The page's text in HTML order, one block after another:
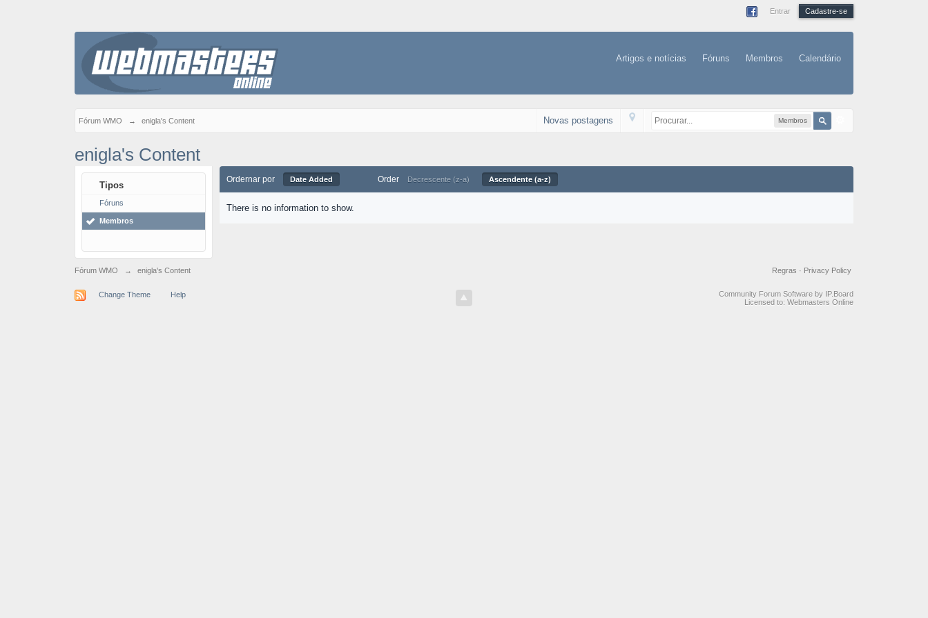
Entrar Cadastre-se
Artigos e notícias Fóruns Membros Calendário
Fórum WMO → enigla's Content Membros
Novas postagens
enigla's Content
Tipos
Fóruns
Membros
Ordernar por Date Added Order Decrescente (z-a) Ascendente (a-z)
There is no information to show.
Fórum WMO → enigla's Content Privacy Policy
Regras ·
Change Theme Help
Community Forum Software by IP.Board
Licensed to: Webmasters Online